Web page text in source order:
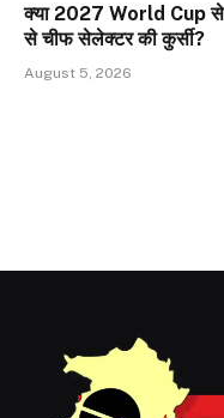
क्या 2027 World Cup से
से चीफ सेलेक्टर की कुर्सी?
August 5, 2026